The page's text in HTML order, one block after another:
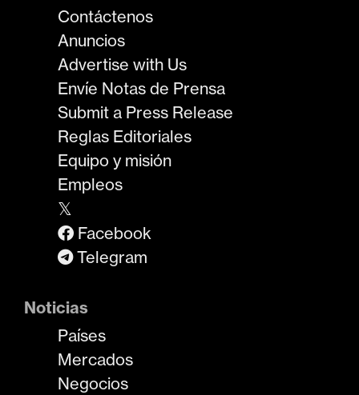
Contáctenos
Anuncios
Advertise with Us
Envíe Notas de Prensa
Submit a Press Release
Reglas Editoriales
Equipo y misión
Empleos
𝕏
Facebook
Telegram
Noticias
Países
Mercados
Negocios